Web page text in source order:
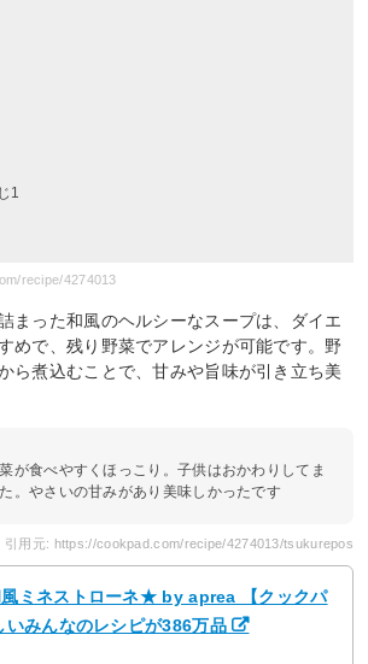
1
recipe/4274013
まった和風のヘルシーなスープは、ダイエ
めで、残り野菜でアレンジが可能です。野
ら煮込むことで、甘みや旨味が引き立ち美
が食べやすくほっこり。子供はおかわりしてま
。やさいの甘みがあり美味しかったです
引用元: https://cookpad.com/recipe/4274013/tsukurepos
ミネストローネ★ by aprea 【クックパ
いみんなのレシピが386万品